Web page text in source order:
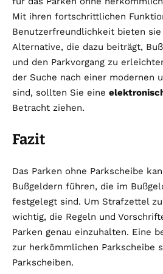
Mit ihren fortschrittlichen
Benutzerfreundlichkeit bieten
Alternative, die dazu beiträgt,
und den Parkvorgang zu
der Suche nach einer modernen
sind, sollten Sie eine
Betracht ziehen.
Fazit
Das Parken ohne Parkscheibe
Bußgeldern führen, die im
festgelegt sind. Um Strafzettel
wichtig, die Regeln und
Parken genau einzuhalten. Eine
zur herkömmlichen Parkscheibe
Parkscheiben.